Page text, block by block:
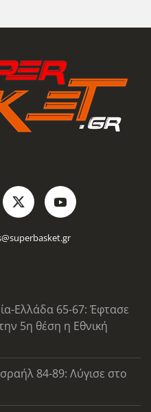
Ελλάδα 65-67: Έφτασε
5η θέση η Εθνική
84-89: Λύγισε στο